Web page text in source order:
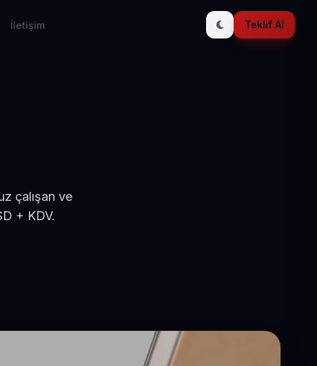
İletişim Teklif Al
çalışan ve
+ KDV.